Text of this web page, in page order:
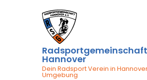
Radsportgemeinschaft
Hannover
Dein Radsport Verein in
Umgebung